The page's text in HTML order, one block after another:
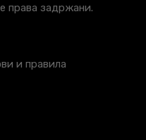
права задржани.
и правила